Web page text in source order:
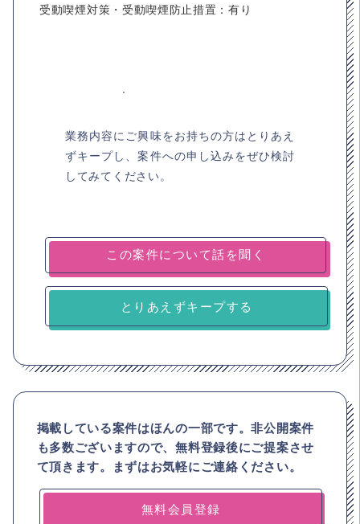
受動喫煙対策・受動喫煙防止措置：有り
業務内容にご興味をお持ちの方はとりあえ
ずキープし、案件への申し込みをぜひ検討
してみてください。
とりあえずキープする
掲載している案件はほんの一部です。非公開案件
も多数ございますので、無料登録後にご提案させ
て頂きます。まずはお気軽にご連絡ください。
無料会員登録